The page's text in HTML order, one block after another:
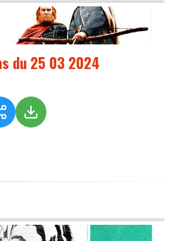
du 25 03 2024